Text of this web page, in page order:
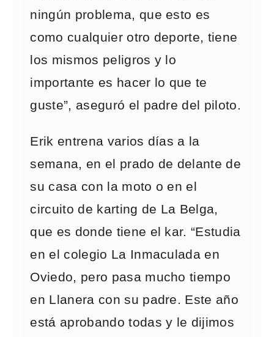
ningún problema, que esto es
como cualquier otro deporte, tiene
los mismos peligros y lo
importante es hacer lo que te
guste”, aseguró el padre del piloto.
Erik entrena varios días a la
semana, en el prado de delante de
su casa con la moto o en el
circuito de karting de La Belga,
que es donde tiene el kar. “Estudia
en el colegio La Inmaculada en
Oviedo, pero pasa mucho tiempo
en Llanera con su padre. Este año
está aprobando todas y le dijimos